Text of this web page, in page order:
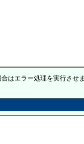
エラー処理を実行させ